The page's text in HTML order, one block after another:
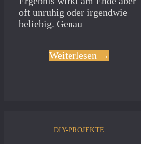
oft unruhig oder irgendwie
beliebig. Genau
Weiterlesen →
DIY-PROJEKTE